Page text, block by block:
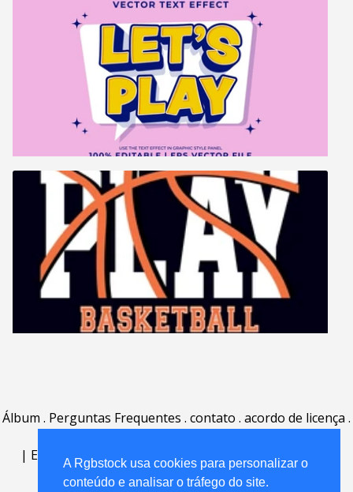
A Rgbstock usa cookies para personalizar o
conteúdo e analisar o tráfego do site.
Álbum . Perguntas Frequentes . contato . acordo de licença .
| English | Deutsch Español Português
Nederlands|